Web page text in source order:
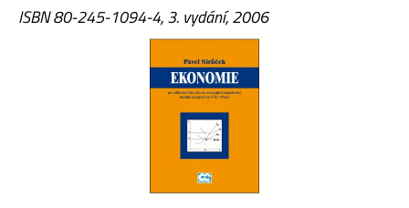
ISBN 80-245-1094-4, 3. vydání, 2006